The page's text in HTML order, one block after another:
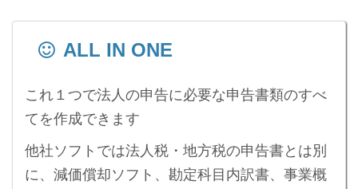
ALL IN ONE
これ１つで法人の申告に必要な申告書類のすべ
てを作成できます
他社ソフトでは法人税・地方税の申告書とは別
に、減価償却ソフト、勘定科目内訳書、事業概